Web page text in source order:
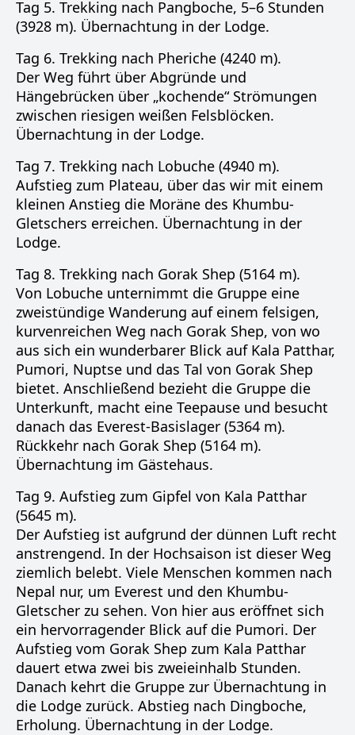
Tag 5. Trekking nach Pangboche, 5–6 Stunden
(3928 m). Übernachtung in der Lodge.
Tag 6. Trekking nach Pheriche (4240 m).
Der Weg führt über Abgründe und
Hängebrücken über „kochende“ Strömungen
zwischen riesigen weißen Felsblöcken.
Übernachtung in der Lodge.
Tag 7. Trekking nach Lobuche (4940 m).
Aufstieg zum Plateau, über das wir mit einem
kleinen Anstieg die Moräne des Khumbu-
Gletschers erreichen. Übernachtung in der
Lodge.
Tag 8. Trekking nach Gorak Shep (5164 m).
Von Lobuche unternimmt die Gruppe eine
zweistündige Wanderung auf einem felsigen,
kurvenreichen Weg nach Gorak Shep, von wo
aus sich ein wunderbarer Blick auf Kala Patthar,
Pumori, Nuptse und das Tal von Gorak Shep
bietet. Anschließend bezieht die Gruppe die
Unterkunft, macht eine Teepause und besucht
danach das Everest-Basislager (5364 m).
Rückkehr nach Gorak Shep (5164 m).
Übernachtung im Gästehaus.
Tag 9. Aufstieg zum Gipfel von Kala Patthar
(5645 m).
Der Aufstieg ist aufgrund der dünnen Luft recht
anstrengend. In der Hochsaison ist dieser Weg
ziemlich belebt. Viele Menschen kommen nach
Nepal nur, um Everest und den Khumbu-
Gletscher zu sehen. Von hier aus eröffnet sich
ein hervorragender Blick auf die Pumori. Der
Aufstieg vom Gorak Shep zum Kala Patthar
dauert etwa zwei bis zweieinhalb Stunden.
Danach kehrt die Gruppe zur Übernachtung in
die Lodge zurück. Abstieg nach Dingboche,
Erholung. Übernachtung in der Lodge.